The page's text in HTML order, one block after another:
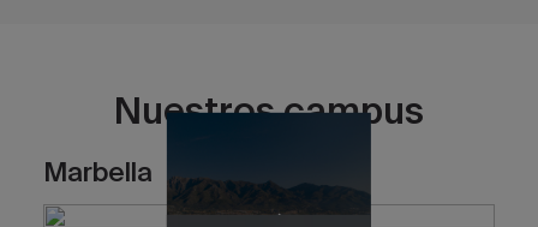
Nuestros campus
Marbella